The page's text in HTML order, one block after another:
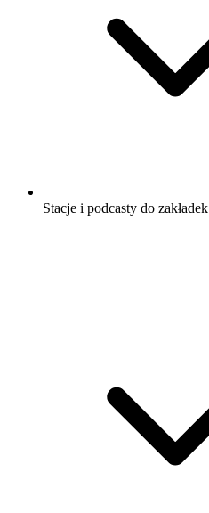
Stacje i podcasty do zakładek